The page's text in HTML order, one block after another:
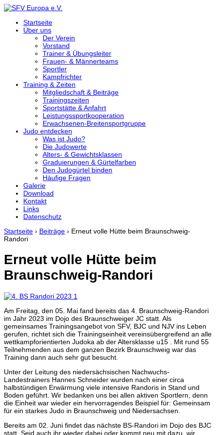
Startseite
Über uns
Der Verein
Vorstand
Trainer & Übungsleiter
Frauen- & Männerteams
Sportler
Kampfrichter
Training & Zeiten
Mitgliedschaft & Beiträge
Trainingszeiten
Sportstätte & Anfahrt
Leistungssportkooperation
Erwachsenen-Breitensportgruppe
Judo entdecken
Was ist Judo?
Die Judowerte
Alters- & Gewichtsklassen
Graduierungen & Gürtelfarben
Den Judogürtel binden
Häufige Fragen
Galerie
Download
Kontakt
Links
Datenschutz
Startseite › Beiträge › Erneut volle Hütte beim Braunschweig-
Randori
Erneut volle Hütte beim
Braunschweig-Randori
Am Freitag, den 05. Mai fand bereits das 4. Braunschweig-Randori
im Jahr 2023 im Dojo des Braunschweiger JC statt. Als
gemeinsames Trainingsangebot von SFV, BJC und NJV ins Leben
gerufen, richtet sich die Trainingseinheit vereinsübergreifend an alle
wettkampforientierten Judoka ab der Altersklasse u15 . Mit rund 55
Teilnehmenden aus dem ganzen Bezirk Braunschweig war das
Training dann auch sehr gut besucht.
Unter der Leitung des niedersächsischen Nachwuchs-
Landestrainers Hannes Schneider wurden nach einer circa
halbstündigen Erwärmung viele intensive Randoris in Stand und
Boden geführt. Wir bedanken uns bei allen aktiven Sportlern, denn
die Einheit war wieder ein hervorragendes Beispiel für: Gemeinsam
für ein starkes Judo in Braunschweig und Niedersachsen.
Bereits am 02. Juni findet das nächste BS-Randori im Dojo des BJC
statt. Seid auch ihr wieder dabei oder kommt neu mit dazu, wir